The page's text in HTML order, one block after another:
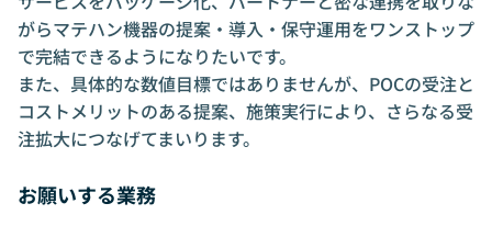
がらマテハン機器の提案・導入・保守運用をワンストップ
で完結できるようになりたいです。
また、具体的な数値目標ではありませんが、POCの受注と
コストメリットのある提案、施策実行により、さらなる受
注拡大につなげてまいります。
お願いする業務